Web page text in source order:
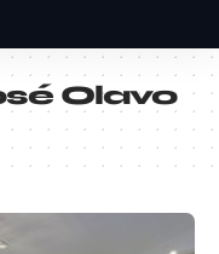
Olavo